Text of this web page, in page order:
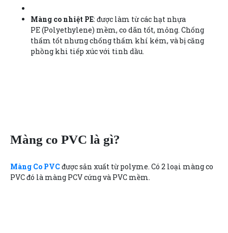
Màng co nhiệt PE: được làm từ các hạt nhựa
PE (Polyethylene) mềm, co dãn tốt, mỏng. Chống
thấm tốt nhưng chống thấm khí kém, và bị căng
phồng khi tiếp xúc với tinh dầu.
Màng co PVC là gì?
Màng Co PVC được sản xuất từ polyme. Có 2 loại màng co
PVC đó là màng PCV cứng và PVC mềm.